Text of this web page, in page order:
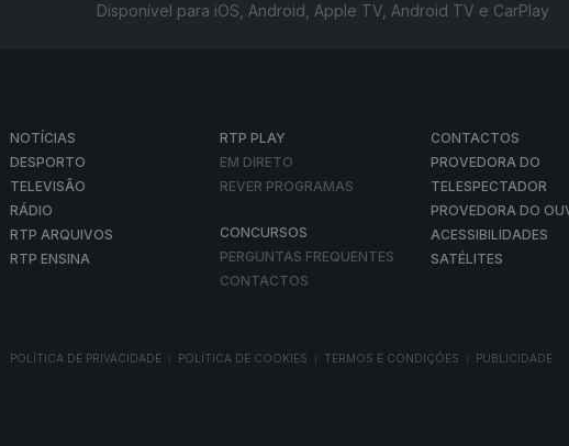
Disponível para iOS, Android, Apple TV, Android TV e CarPlay
NOTÍCIAS
DESPORTO
TELEVISÃO
RÁDIO
RTP ARQUIVOS
RTP ENSINA
RTP PLAY
EM DIRETO
REVER PROGRAMAS
CONCURSOS
PERGUNTAS FREQUENTES
CONTACTOS
CONTACTOS
PROVEDORA DO
TELESPECTADOR
PROVEDORA DO
ACESSIBILIDADES
SATÉLITES
POLÍTICA DE PRIVACIDADE POLÍTICA DE COOKIES TERMOS E CONDIÇÕES PUBLICIDADE